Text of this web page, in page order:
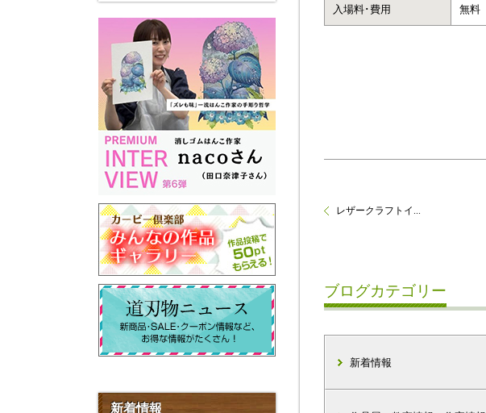
入場料･費用 無料
レザークラフトイ...
ブログカテゴリー
新着情報
新着情報